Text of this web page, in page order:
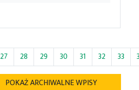
27 28 29 30 31 32 33
POKAŻ ARCHIWALNE WPISY